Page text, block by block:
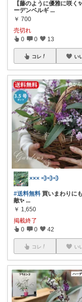
【藤のように優雅に咲く
ーデンベルギ ...
￥ 700
売切れ
0 0 13
コレ い
××× 💨💨💨
#送料無料 買いまわりに
敵✨ ...
￥ 1,650
掲載終了
0 0 42
コレ い